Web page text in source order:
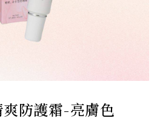
防護霜-亮膚色